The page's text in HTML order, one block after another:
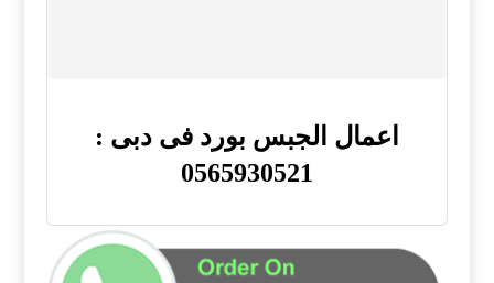
اعمال الجبس بورد فى دبى :
0565930521